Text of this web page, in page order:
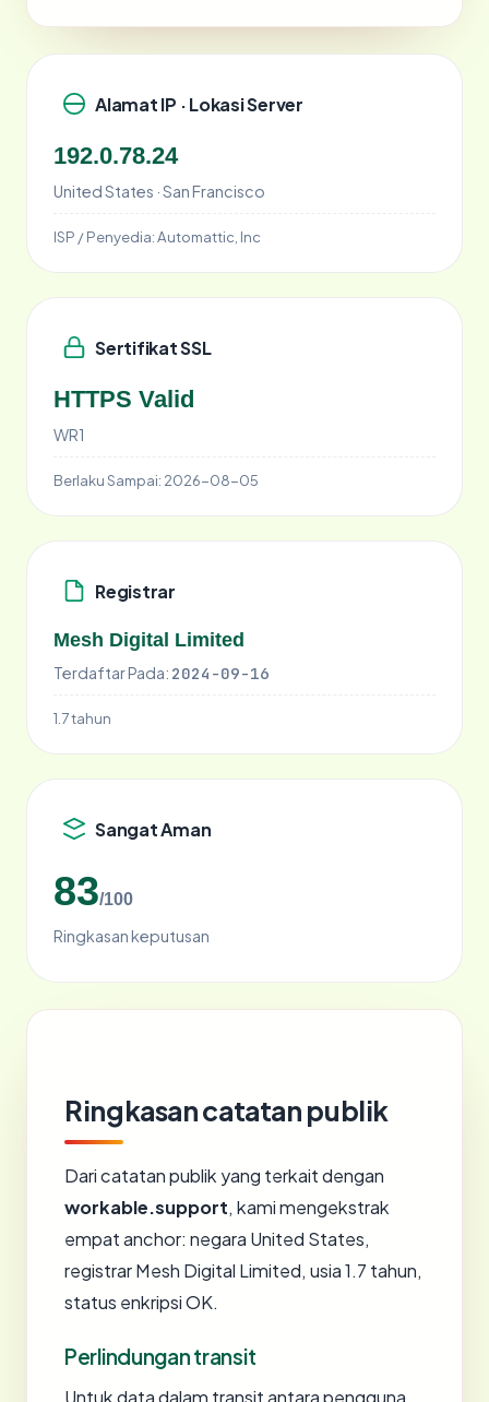
Alamat IP · Lokasi Server
192.0.78.24
United States · San Francisco
ISP / Penyedia:Automattic, Inc
Sertifikat SSL
HTTPS Valid
WR1
Berlaku Sampai: 2026-08-05
Registrar
Mesh Digital Limited
Terdaftar Pada: 2024-09-16
1.7 tahun
Sangat Aman
83/100
Ringkasan keputusan
Ringkasan catatan publik
Dari catatan publik yang terkait dengan
workable.support, kami mengekstrak
empat anchor: negara United States,
registrar Mesh Digital Limited, usia 1.7 tahun,
status enkripsi OK.
Perlindungan transit
Untuk data dalam transit antara pengguna